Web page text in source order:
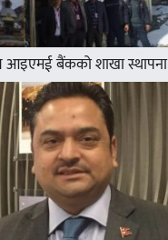
आइएमई बैंकको शाखा स्थापना